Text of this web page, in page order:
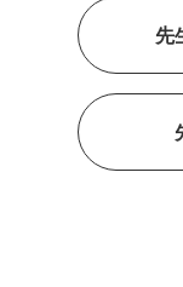
先